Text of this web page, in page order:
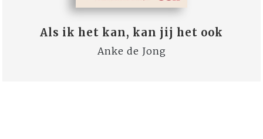
Als ik het kan, kan jij het ook
Anke de Jong